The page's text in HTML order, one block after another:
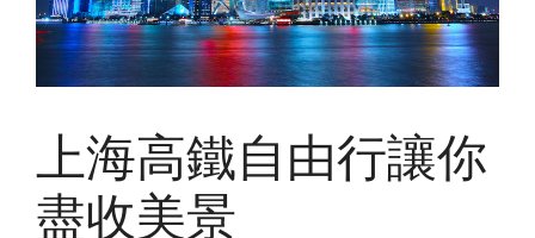
上海高鐵自由行讓你
盡收美景